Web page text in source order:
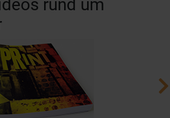
rund um